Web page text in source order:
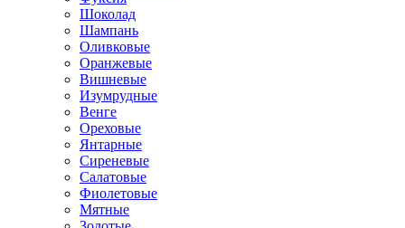
Шоколад
Шампань
Оливковые
Оранжевые
Вишневые
Изумрудные
Венге
Ореховые
Янтарные
Сиреневые
Салатовые
Фиолетовые
Мятные